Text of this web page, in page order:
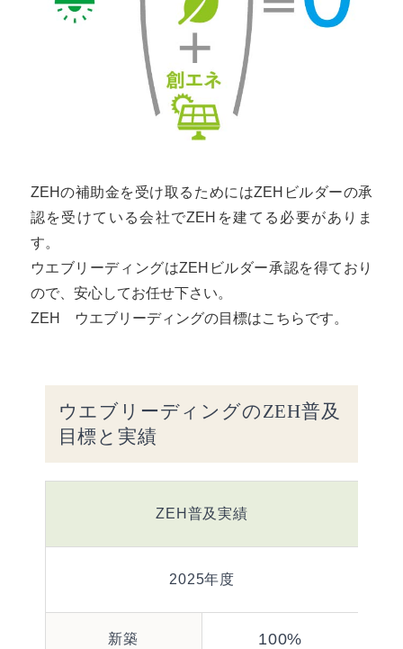
ZEHの補助金を受け取るためにはZEHビルダーの承
認を受けている会社でZEHを建てる必要がありま
す。
ウエブリーディングはZEHビルダー承認を得ており
ので、安心してお任せ下さい。
ZEH ウエブリーディングの目標はこちらです。
ウエブリーディングのZEH普及
目標と実績
ZEH普及実績
2025年度
新築 100%